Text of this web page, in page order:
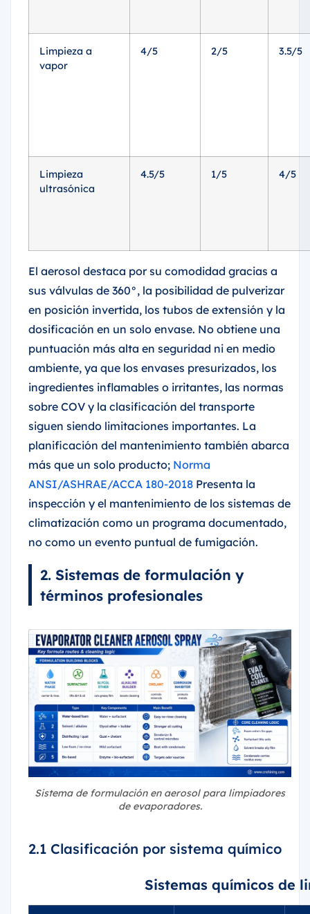
Limpieza a
vapor
4/5 2/5 3.5/5
Limpieza
ultrasónica
4.5/5 1/5 4/5
El aerosol destaca por su comodidad gracias a
sus válvulas de 360°, la posibilidad de pulverizar
en posición invertida, los tubos de extensión y la
dosificación en un solo envase. No obtiene una
puntuación más alta en seguridad ni en medio
ambiente, ya que los envases presurizados, los
ingredientes inflamables o irritantes, las normas
sobre COV y la clasificación del transporte
siguen siendo limitaciones importantes. La
planificación del mantenimiento también abarca
más que un solo producto; Norma
ANSI/ASHRAE/ACCA 180-2018 Presenta la
inspección y el mantenimiento de los sistemas de
climatización como un programa documentado,
no como un evento puntual de fumigación.
2. Sistemas de formulación y
términos profesionales
Sistema de formulación en aerosol para limpiadores
de evaporadores.
2.1 Clasificación por sistema químico
Sistemas químicos de